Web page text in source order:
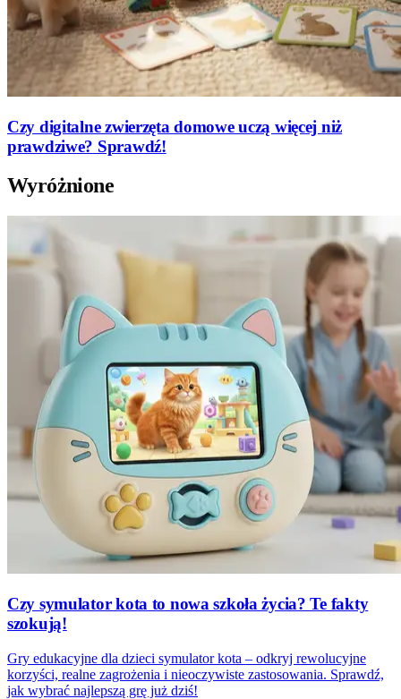
Czy digitalne zwierzęta domowe uczą więcej niż
prawdziwe? Sprawdź!
Wyróżnione
Czy symulator kota to nowa szkoła życia? Te fakty
szokują!
Gry edukacyjne dla dzieci symulator kota – odkryj rewolucyjne
korzyści, realne zagrożenia i nieoczywiste zastosowania. Sprawdź,
jak wybrać najlepszą grę już dziś!